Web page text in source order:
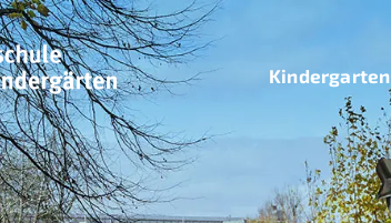
Kindergarten